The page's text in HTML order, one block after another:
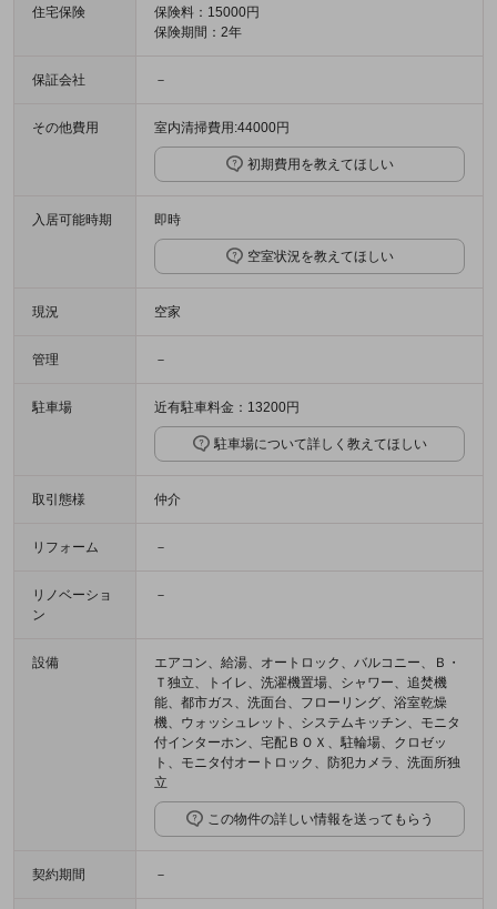
住宅保険
保険料：15000円
保険期間：2年
保証会社 －
その他費用 室内清掃費用:44000円
初期費用を教えてほしい
入居可能時期 即時
空室状況を教えてほしい
現況 空家
管理 －
駐車場 近有駐車料金：13200円
駐車場について詳しく教えてほしい
取引態様 仲介
リフォーム －
リノベーショ
ン
－
設備
エアコン、給湯、オートロック、バルコニー、Ｂ・
Ｔ独立、トイレ、洗濯機置場、シャワー、追焚機
能、都市ガス、洗面台、フローリング、浴室乾燥
機、ウォッシュレット、システムキッチン、モニタ
付インターホン、宅配ＢＯＸ、駐輪場、クロゼッ
ト、モニタ付オートロック、防犯カメラ、洗面所独
立
この物件の詳しい情報を送ってもらう
契約期間 －